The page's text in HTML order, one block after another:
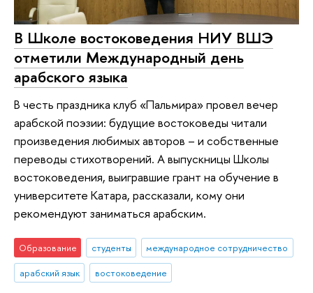
В Школе востоковедения НИУ ВШЭ
отметили Международный день
арабского языка
В честь праздника клуб «Пальмира» провел вечер
арабской поэзии: будущие востоковеды читали
произведения любимых авторов – и собственные
переводы стихотворений. А выпускницы Школы
востоковедения, выигравшие грант на обучение в
университете Катара, рассказали, кому они
рекомендуют заниматься арабским.
Образование студенты
международное сотрудничество
арабский язык
востоковедение